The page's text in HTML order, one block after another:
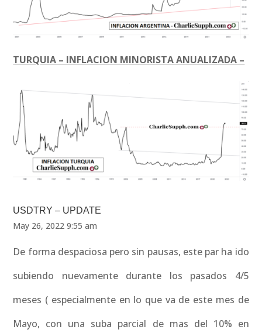
TURQUIA – INFLACION MINORISTA ANUALIZADA –
USDTRY – UPDATE
May 26, 2022 9:55 am
De forma despaciosa pero sin pausas, este par ha ido
subiendo nuevamente durante los pasados 4/5
meses ( especialmente en lo que va de este mes de
Mayo, con una suba parcial de mas del 10% en